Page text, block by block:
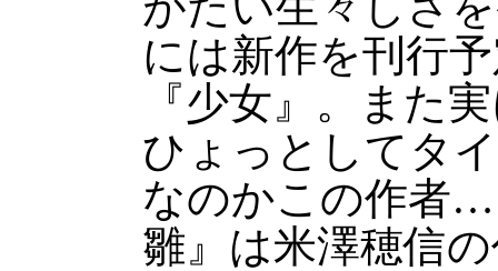
には新作を刊行
『少女』。また
ひょっとしてタ
なのかこの作者
雛』は米澤穂信